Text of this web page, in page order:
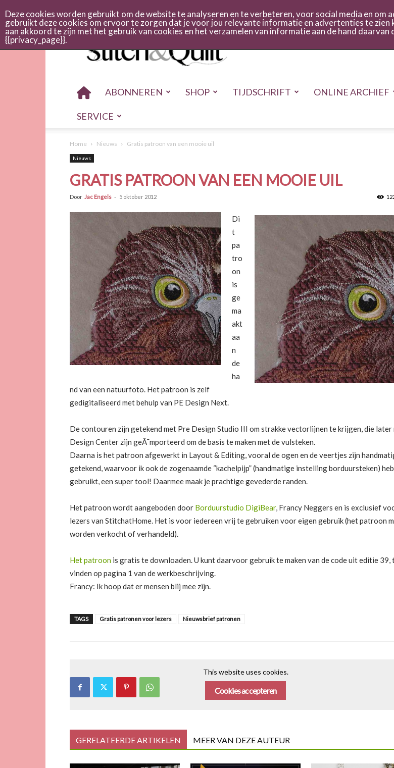
Stitch
quilt
ABONNEREN SHOP TIJDSCHRIFT ONLINE ARCHIEF
SERVICE
Home Nieuws Gratis patroon van een mooie uil
Nieuws
GRATIS PATROON VAN EEN MOOIE UIL
Door Jac Engels - 5 oktober 2012
Di
t
pa
tro
on
is
ge
ma
akt
aa
n
de
ha
nd van een natuurfoto. Het patroon is zelf
gedigitaliseerd met behulp van PE Design Next.
De contouren zijn getekend met Pre Design Studio III om strakke vectorlijnen te krijgen, die later
Design Center zijn geÃ¯mporteerd om de basis te maken met de vulsteken.
Daarna is het patroon afgewerkt in Layout & Editing, vooral de ogen en de veertjes zijn
getekend, waarvoor ik ook de zogenaamde “kachelpijp” (handmatige instelling borduursteken) heb
gebruikt, een super tool! Daarmee maak je prachtige gevederde randen.
Het patroon wordt aangeboden door Borduurstudio DigiBear, Francy Neggers en is exclusief
lezers van StitchatHome. Het is voor iedereen vrij te gebruiken voor eigen gebruik (het patroon
worden verkocht of verhandeld).
Het patroon is gratis te downloaden. U kunt daarvoor gebruik te maken van de code uit editie 39,
vinden op pagina 1 van de werkbeschrijving.
Francy: Ik hoop dat er mensen blij mee zijn.
TAGS Gratis patronen voor lezers Nieuwsbrief patronen
This website uses cookies.
Cookies accepteren
GERELATEERDE ARTIKELEN MEER VAN DEZE AUTEUR
Deze cookies worden gebruikt om de website te analyseren en te verbeteren, voor social media en om
gebruikt deze cookies om ervoor te zorgen dat je voor jou relevante informatie en advertenties te
aan akkoord te zijn met het gebruik van cookies en het verzamelen van informatie aan de hand
{{privacy_page}}.